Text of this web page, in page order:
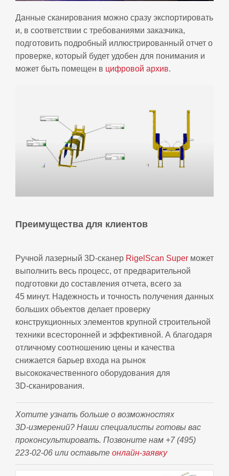
Данные сканирования можно сразу экспортировать
и, в соответствии с требованиями заказчика,
подготовить подробный иллюстрированный отчет о
проверке, который будет удобен для понимания и
может быть помещен в цифровой архив.
Преимущества для клиентов
Ручной лазерный 3D‑сканер RigelScan Super может
выполнить весь процесс, от предварительной
подготовки до составления отчета, всего за
45 минут. Надежность и точность получения данных
больших объектов делает проверку
конструкционных элементов крупной строительной
техники всесторонней и эффективной. А благодаря
отличному соотношению цены и качества
снижается барьер входа на рынок
высококачественного оборудования для
3D‑сканирования.
Хотите узнать больше о возможностях
3D‑измерений? Наши специалисты готовы вас
проконсультировать. Позвоните нам +7 (495)
223‑02‑06 или оставьте онлайн‑заявку